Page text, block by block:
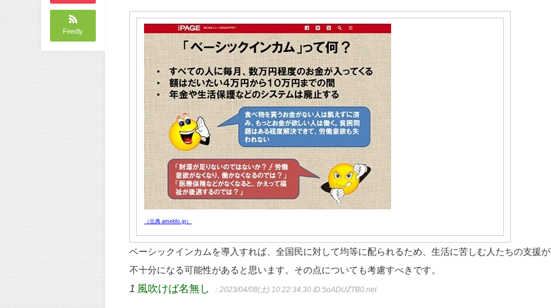
Feedly
（出典 ameblo.jp）
ベーシックインカムを導入すれば、全国民に対して均等に配られるため、生活に苦しむ人たちの支援が
不十分になる可能性があると思います。その点についても考慮すべきです。
1 風吹けば名無し ：2023/04/08(土) 10:22:34.30ID:5oADUZTB0.net